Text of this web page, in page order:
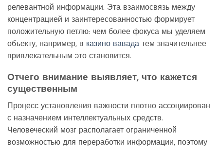
релевантной информации. Эта взаимосвязь между
концентрацией и заинтересованностью формирует
положительную петлю: чем более фокуса мы уделяем
объекту, например, в казино вавада тем значительнее
привлекательным это становится.
Отчего внимание выявляет, что кажется
существенным
Процесс установления важности плотно ассоциирован
с назначением интеллектуальных средств.
Человеческий мозг располагает ограниченной
возможностью для переработки информации, поэтому